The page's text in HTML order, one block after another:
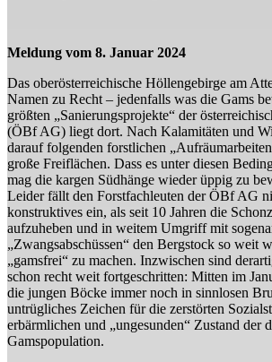
Meldung vom 8. Januar 2024
Das oberösterreichische Höllengebirge am
Namen zu Recht – jedenfalls was die Gams
größten „Sanierungsprojekte“ der
(ÖBf AG) liegt dort. Nach Kalamitäten und
darauf folgenden forstlichen
große Freiflächen. Dass es unter diesen
mag die kargen Südhänge wieder üppig zu
Leider fällt den Forstfachleuten der ÖBf AG
konstruktives ein, als seit 10 Jahren die
aufzuheben und in weitem Umgriff mit
„Zwangsabschüssen“ den Bergstock so weit
„gamsfrei“ zu machen. Inzwischen sind
schon recht weit fortgeschritten: Mitten im
die jungen Böcke immer noch in sinnlosen
untrügliches Zeichen für die zerstörten
erbärmlichen und „ungesunden“ Zustand der
Gamspopulation.